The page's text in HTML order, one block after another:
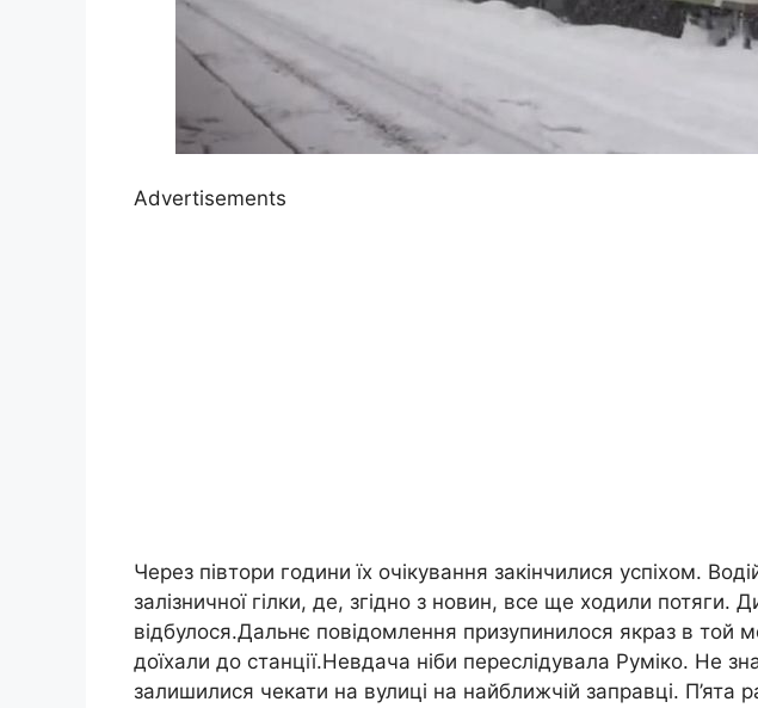
Advertisements
Через півтори години їх очікування закінчилися успіхом.
залізничної гілки, де, згідно з новин, все ще ходили потяги.
відбулося.Дальнє повідомлення призупинилося якраз в той
доїхали до станції.Невдача ніби переслідувала Руміко. Не
залишилися чекати на вулиці на найближчій заправці. П’ята